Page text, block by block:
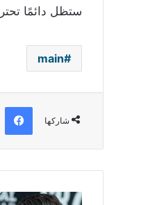
ستظل دائمًا
main
شاركها
تفاصيل